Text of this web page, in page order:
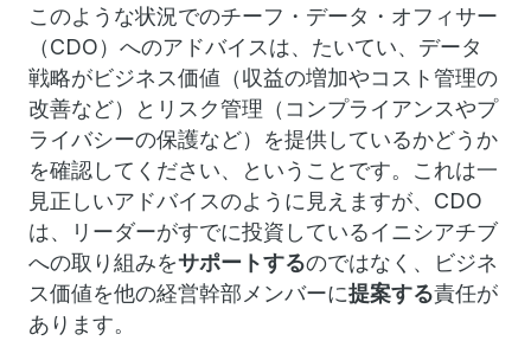
このような状況でのチーフ・データ・オフィサー
（CDO）へのアドバイスは、たいてい、データ
戦略がビジネス価値（収益の増加やコスト管理の
改善など）とリスク管理（コンプライアンスやプ
ライバシーの保護など）を提供しているかどうか
を確認してください、ということです。これは一
見正しいアドバイスのように見えますが、CDO
は、リーダーがすでに投資しているイニシアチブ
への取り組みをサポートするのではなく、ビジネ
ス価値を他の経営幹部メンバーに提案する責任が
あります。